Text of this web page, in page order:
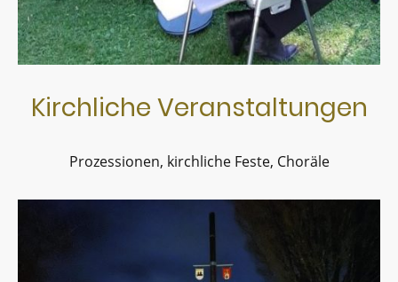
Kirchliche Veranstaltungen
Prozessionen, kirchliche Feste, Choräle